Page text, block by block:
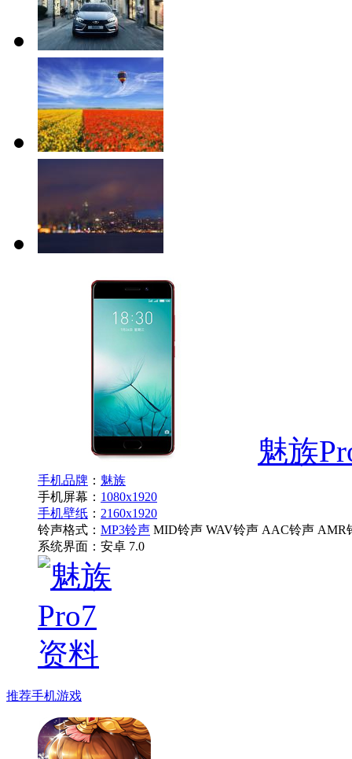
魅族
手机品牌 ： 魅族
手机屏幕： 1080x1920
手机壁纸 ： 2160x1920
铃声格式： MP3铃声 MID铃声 WAV铃声 AAC铃声 AMR
系统界面： 安卓 7.0
推荐手机游戏